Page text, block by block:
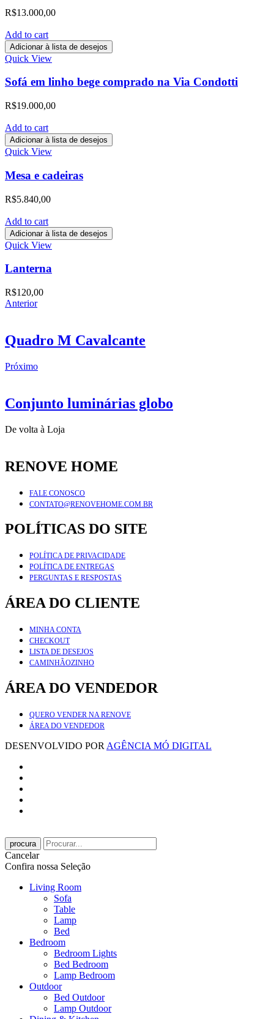
R$13.000,00
Add to cart
Adicionar à lista de desejos
Quick View
Sofá em linho bege comprado na Via Condotti
R$19.000,00
Add to cart
Adicionar à lista de desejos
Quick View
Mesa e cadeiras
R$5.840,00
Add to cart
Adicionar à lista de desejos
Quick View
Lanterna
R$120,00
Anterior
Quadro M Cavalcante
Próximo
Conjunto luminárias globo
De volta à Loja
RENOVE HOME
FALE CONOSCO
CONTATO@RENOVEHOME.COM.BR
POLÍTICAS DO SITE
POLÍTICA DE PRIVACIDADE
POLÍTICA DE ENTREGAS
PERGUNTAS E RESPOSTAS
ÁREA DO CLIENTE
MINHA CONTA
CHECKOUT
LISTA DE DESEJOS
CAMINHÃOZINHO
ÁREA DO VENDEDOR
QUERO VENDER NA RENOVE
ÁREA DO VENDEDOR
DESENVOLVIDO POR AGÊNCIA MÓ DIGITAL
procura
Cancelar
Confira nossa Seleção
Living Room
Sofa
Table
Lamp
Bed
Bedroom
Bedroom Lights
Bed Bedroom
Lamp Bedroom
Outdoor
Bed Outdoor
Lamp Outdoor